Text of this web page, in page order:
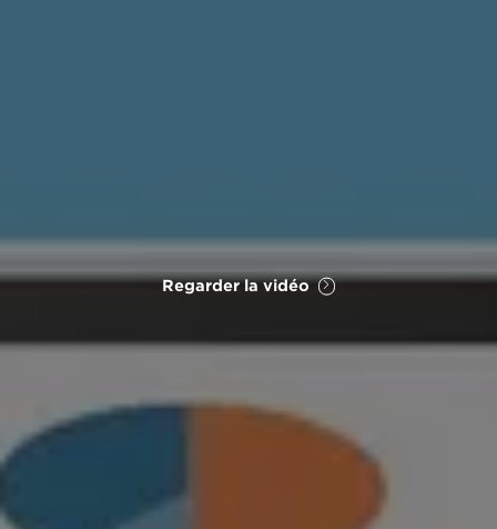
Regarder la vidéo